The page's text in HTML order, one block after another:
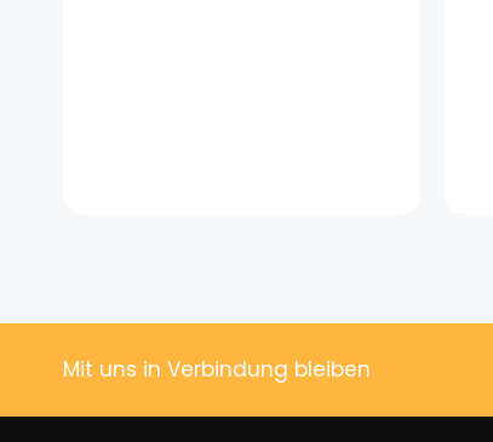
Mit uns in Verbindung bleiben